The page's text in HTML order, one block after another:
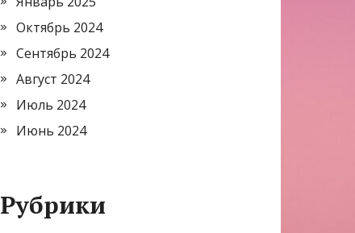
Октябрь 2024
Сентябрь 2024
Август 2024
Июль 2024
Июнь 2024
Рубрики